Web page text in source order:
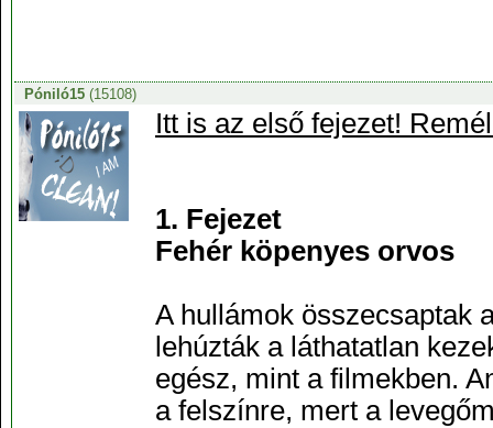
Póniló15(15108)
Itt is az első fejezet!
1. Fejezet
Fehér köpenyes orvos
A hullámok összecsaptak
lehúzták a láthatatlan
egész, mint a filmekben.
a felszínre, mert a